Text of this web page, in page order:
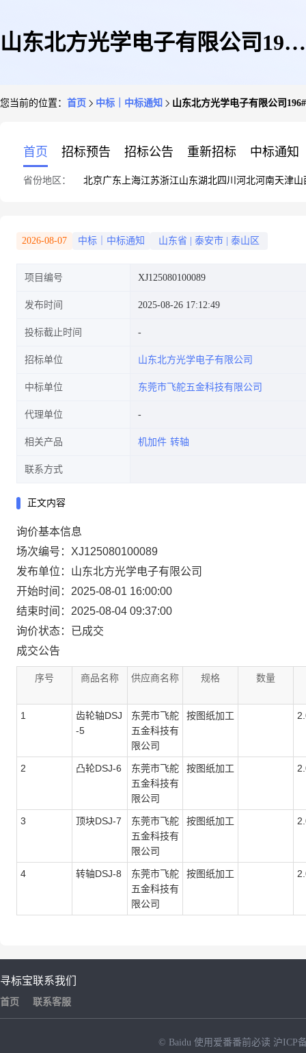
山东北方光学电子有限公司196#
公告
您当前的位置： 首页 中标｜中标通知 山东北方光学电子有限公司
首页 招标预告 招标公告 重新招标 中标通知
省份地区： 北京广东 上海江苏浙江山东湖北四川 河北河南天津山
2026-08-07 中标｜中标通知 山东省 泰安市 泰山区
项目编号 XJ125080100089
发布时间 2025-08-26 17:12:49
投标截止时间
招标单位 山东北方光学电子有限公司
中标单位 东莞市飞舵五金科技有限公司
代理单位
相关产品 机加件 转轴
联系方式
正文内容
询价基本信息
场次编号：XJ125080100089
发布单位：山东北方光学电子有限公司
开始时间：2025-08-01 16:00:00
结束时间：2025-08-04 09:37:00
询价状态：已成交
成交公告
序号 商品名称 供应商名称 规格 数量
1
齿轮轴DSJ
-5
东莞市飞舵
五金科技有
限公司
按图纸加工
2 凸轮DSJ-6
东莞市飞舵
五金科技有
限公司
按图纸加工
3 顶块DSJ-7
东莞市飞舵
五金科技有
限公司
按图纸加工
4 转轴DSJ-8
东莞市飞舵
五金科技有
限公司
按图纸加工
寻标宝
首页
联系我们
联系客服
© Baidu 使用爱番番前必读 沪ICP